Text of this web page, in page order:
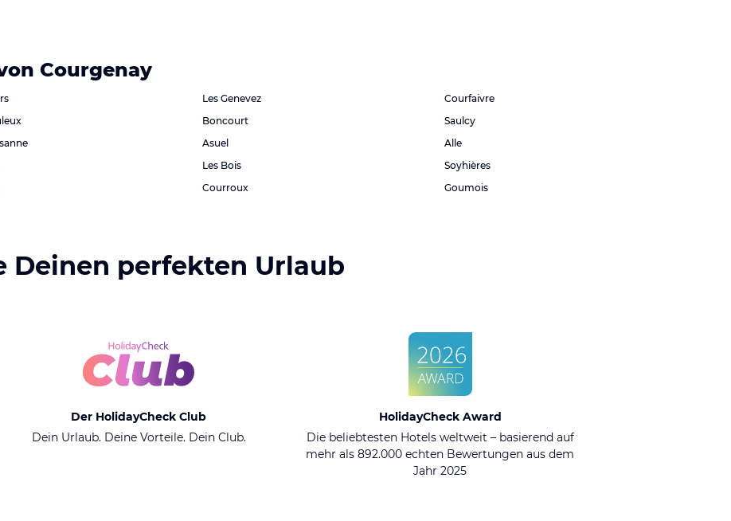
Courgenay
Les Genevez
Boncourt
Asuel
Les Bois
Courroux
Courfaivre
Saulcy
Alle
Soyhières
Goumois
Deinen perfekten Urlaub
Der HolidayCheck Club
Dein Urlaub. Deine Vorteile. Dein Club.
HolidayCheck Award
Die beliebtesten Hotels weltweit – basierend auf
mehr als 892.000 echten Bewertungen aus dem
Jahr 2025